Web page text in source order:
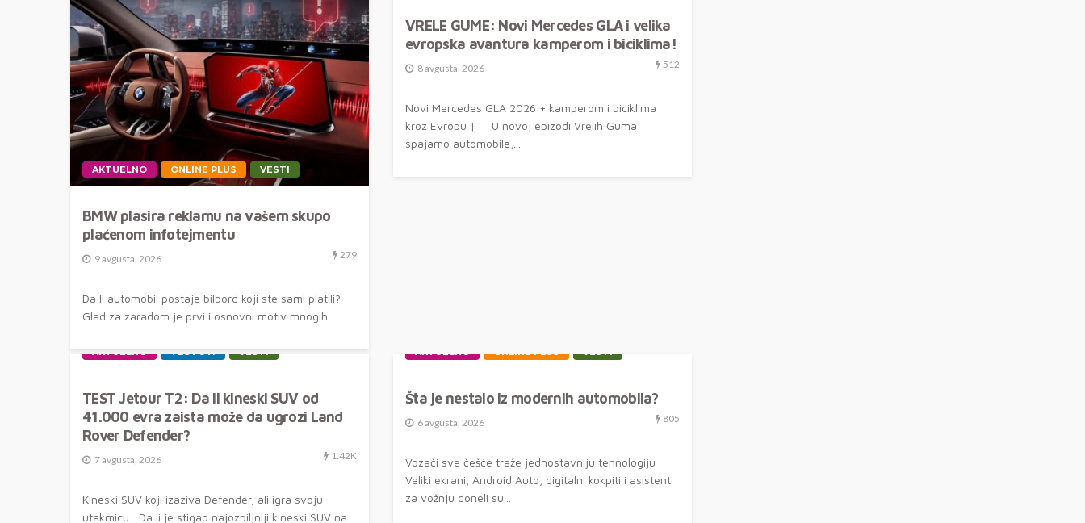
AKTUELNO ONLINE PLUS VESTI
BMW plasira reklamu na vašem skupo
plaćenom infotejmentu
9 avgusta, 2026 279
Da li automobil postaje bilbord koji ste sami platili?
Glad za zaradom je prvi i osnovni motiv mnogih...
VRELE GUME: Novi Mercedes GLA i velika
evropska avantura kamperom i biciklima!
8 avgusta, 2026 512
Novi Mercedes GLA 2026 + kamperom i biciklima
kroz Evropu | U novoj epizodi Vrelih Guma
spajamo automobile,...
AKTUELNO TESTOVI VESTI
TEST Jetour T2: Da li kineski SUV od
41.000 evra zaista može da ugrozi Land
Rover Defender?
7 avgusta, 2026 1.42K
Kineski SUV koji izaziva Defender, ali igra svoju
utakmicu Da li je stigao najozbiljniji kineski SUV na
AKTUELNO ONLINE PLUS VESTI
Šta je nestalo iz modernih automobila?
6 avgusta, 2026 805
Vozači sve češće traže jednostavniju tehnologiju
Veliki ekrani, Android Auto, digitalni kokpiti i asistenti
za vožnju doneli su...